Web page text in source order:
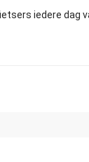
iedere dag